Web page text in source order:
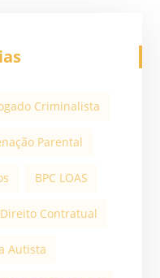
Criminalista
Parental
BPC LOAS
Direito Contratual
Autista